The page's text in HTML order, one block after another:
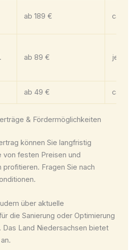
ab 189 € ca.
ab 89 € je
ab 49 € ca.
& Fördermöglichkeiten
können Sie langfristig
von festen Preisen und
Fragen Sie nach
über aktuelle
die Sanierung oder Optimierung
Das Land Niedersachsen bietet